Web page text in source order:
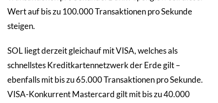
Wert auf bis zu 100.000 Transaktionen pro Sekunde
steigen.
SOL liegt derzeit gleichauf mit VISA, welches als
schnellstes Kreditkartennetzwerk der Erde gilt –
ebenfalls mit bis zu 65.000 Transaktionen pro Sekunde.
VISA-Konkurrent Mastercard gilt mit bis zu 40.000